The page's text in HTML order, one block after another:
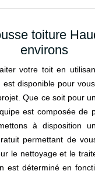
toiture
environs
votre toit en
est disponible pour
Que ce soit pour
est composée de
à disposition
permettant de
le nettoyage et le
est déterminé en